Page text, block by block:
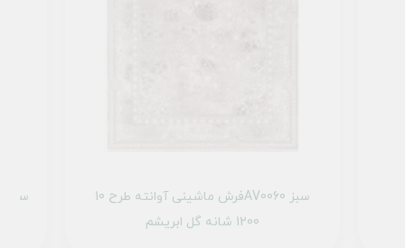
فرش ماشینی آوانته طرح 10AV0060 سبز
1200 شانه گل ابریشم